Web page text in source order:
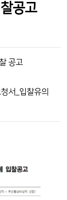
공고
공고
서_입찰유의